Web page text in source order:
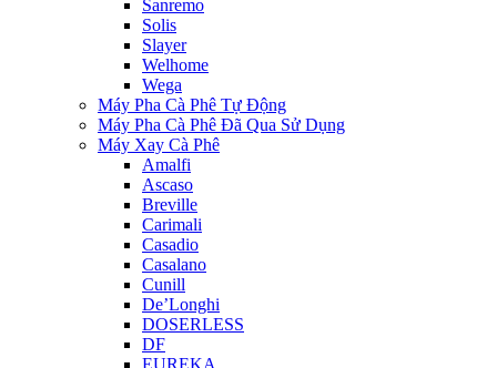
Sanremo
Solis
Slayer
Welhome
Wega
Máy Pha Cà Phê Tự Động
Máy Pha Cà Phê Đã Qua Sử Dụng
Máy Xay Cà Phê
Amalfi
Ascaso
Breville
Carimali
Casadio
Casalano
Cunill
De’Longhi
DOSERLESS
DF
EUREKA